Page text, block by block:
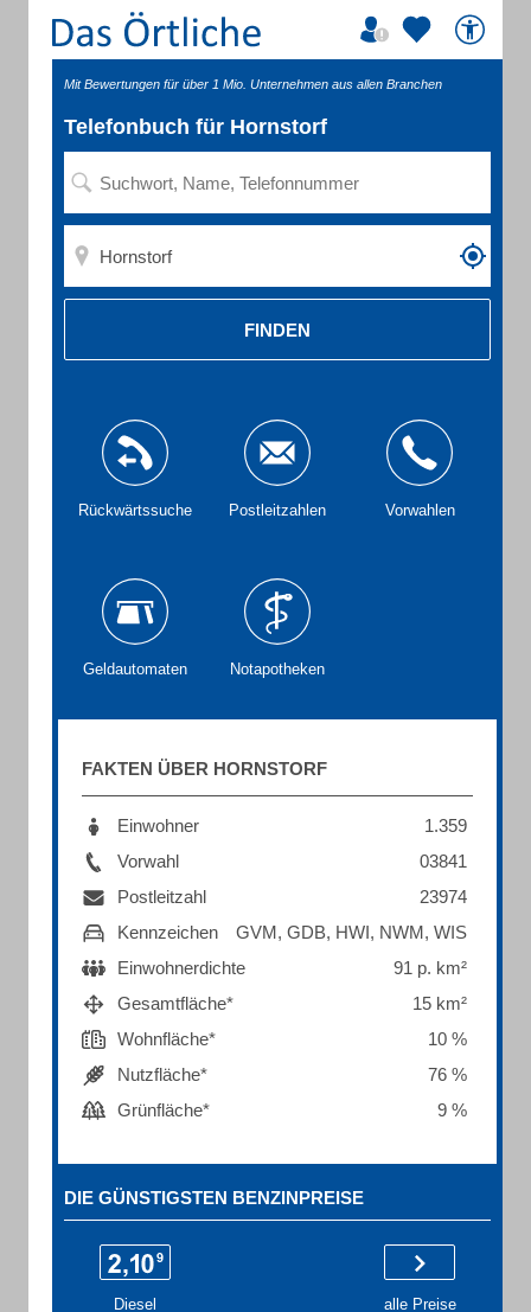
Mit Bewertungen für über 1 Mio. Unternehmen aus allen Branchen
Telefonbuch für Hornstorf
FINDEN
Rückwärtssuche Postleitzahlen Vorwahlen
Geldautomaten Notapotheken
FAKTEN ÜBER HORNSTORF
Einwohner
1.359
Vorwahl
03841
Postleitzahl
23974
Kennzeichen
GVM, GDB, HWI, NWM, WIS
Einwohnerdichte
91 p. km²
Gesamtfläche*
15 km²
Wohnfläche*
10 %
Nutzfläche*
76 %
Grünfläche*
9 %
DIE GÜNSTIGSTEN BENZINPREISE
Diesel alle Preise